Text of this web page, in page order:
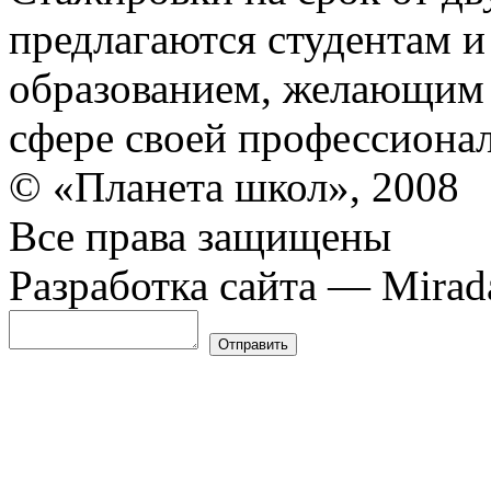
предлагаются студентам
образованием,
сфере своей
© «Планета школ», 2008
Все права защищены
Разработка сайта —